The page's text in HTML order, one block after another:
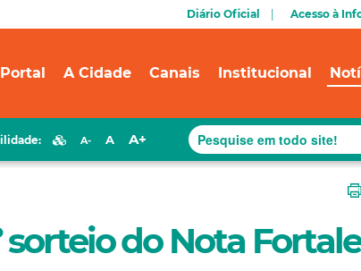
Diário Oficial Acesso à
Portal A Cidade Canais Institucional
A- A A+
sorteio do Nota